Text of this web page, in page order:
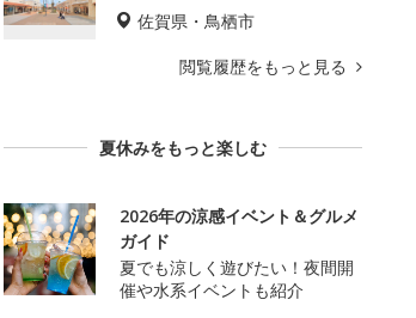
佐賀県・鳥栖市
閲覧履歴をもっと見る
夏休みをもっと楽しむ
2026年の涼感イベント＆グルメ
ガイド
夏でも涼しく遊びたい！夜間開
催や水系イベントも紹介